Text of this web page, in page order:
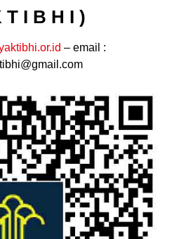
T I B H I )
– email :